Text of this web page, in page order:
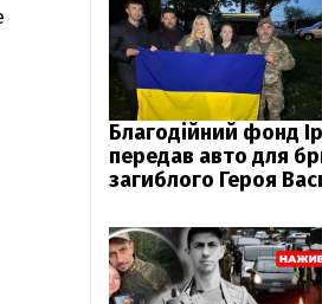
Благодійний фонд
передав авто для
загиблого Героя